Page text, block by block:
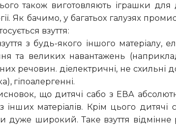
також виготовляють іграшки для
Як бачимо, у багатьох галузях
взуття:
з будь-якого іншого матеріалу,
та великих навантажень
речовин. діелектричні, не схильні
гіпоалергенні.
що дитячі сабо з ЕВА
матеріалів. Крім цього
дуже широкий. Таке взуття